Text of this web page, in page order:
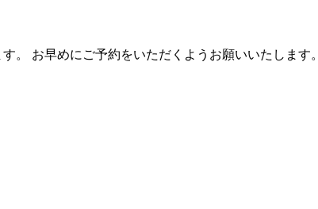
。 お早めにご予約をいただくようお願いいたします。